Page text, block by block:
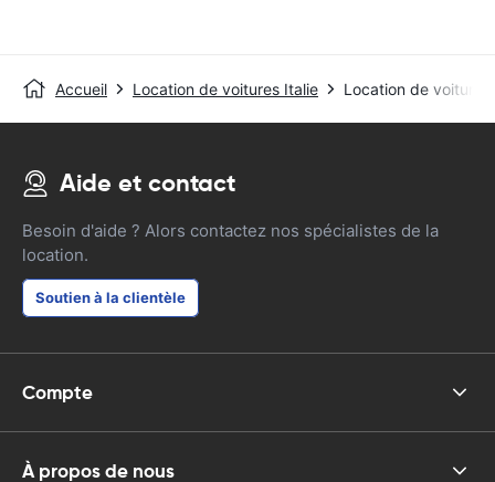
Accueil Location de voitures Italie Location de voitures
Aide et contact
Besoin d'aide ? Alors contactez nos spécialistes de la
location.
Soutien à la clientèle
Compte
À propos de nous